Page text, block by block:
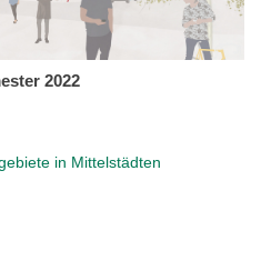
2022
in Mittelstädten